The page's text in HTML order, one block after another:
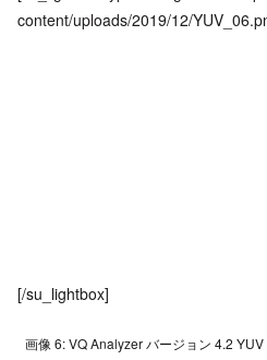
content/uploads/2019/12/
[/su_lightbox]
画像 6: VQ Analyzer バージョン 4.2